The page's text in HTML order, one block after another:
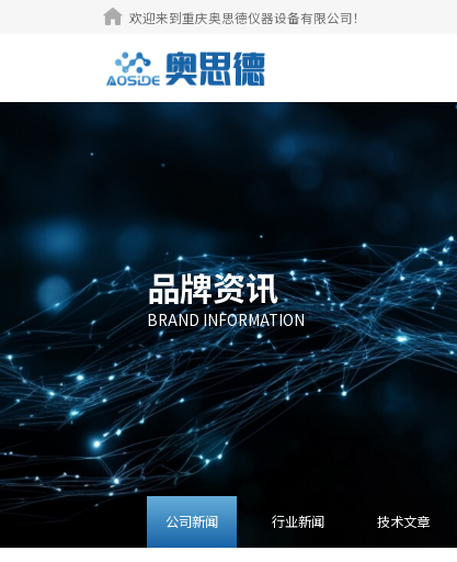
 欢迎来到重庆奥思德仪器设备有限公司！
品牌资讯
BRAND INFORMATION
公司新闻 行业新闻 技术文章